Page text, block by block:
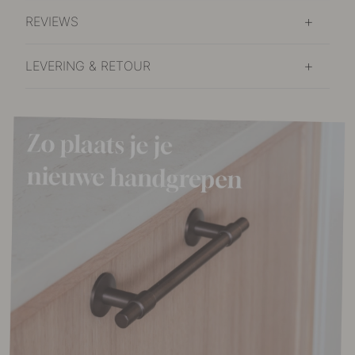
REVIEWS
LEVERING & RETOUR